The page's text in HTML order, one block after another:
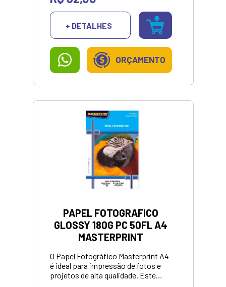
anotações em diversos ambientes,
como escritórios, escolas e casa.
<br> Detalhes:<br> - Formato A4
(210mm x 297mm): O tamanho mais
utilizado, ideal para impressoras e
copiadoras.<br> - Gramatura 75g:
Leve e eficiente para diversos tipos
de impressões e cópias.<br> -
<br> - Coloração: Branco premium
proporciona contraste ideal para
textos e imagens.<br>
+ DETALHES
ORÇAMENTO
PAPEL FOTOGRAFICO
GLOSSY 180G PC 50FL A4
MASTERPRINT
O Papel Fotográfico Masterprint A4
é ideal para impressão de fotos e
projetos de alta qualidade. Este